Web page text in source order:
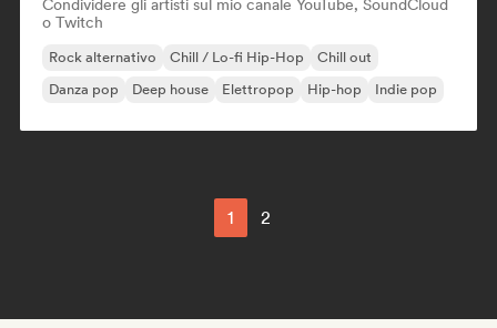
Condividere gli artisti sul mio canale YouTube, SoundCloud
o Twitch
Rock alternativo Chill / Lo-fi Hip-Hop
Chill out
Danza pop
Deep house Elettropop Hip-hop Indie pop
1 2